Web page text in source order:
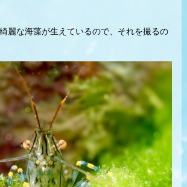
麗な海藻が生えているので、それを撮るの